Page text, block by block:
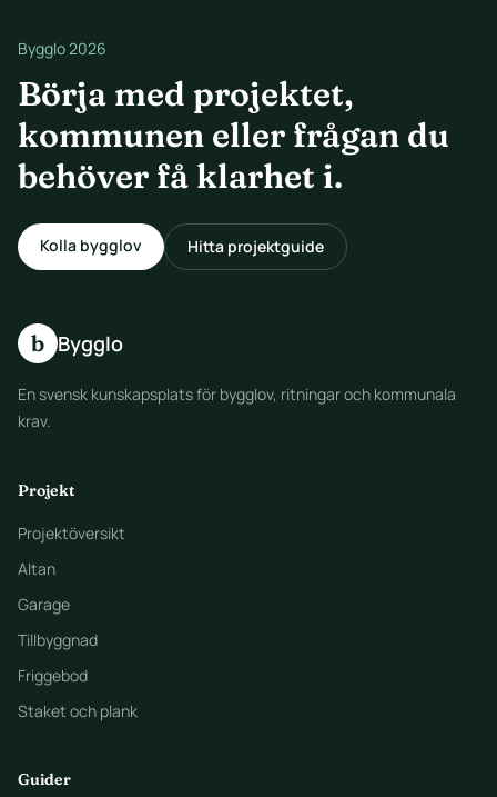
Bygglo 2026
Börja med projektet,
kommunen eller frågan du
behöver få klarhet i.
Kolla bygglov Hitta projektguide
b Bygglo
En svensk kunskapsplats för bygglov, ritningar och kommunala
krav.
Projekt
Projektöversikt
Altan
Garage
Tillbyggnad
Friggebod
Staket och plank
Guider